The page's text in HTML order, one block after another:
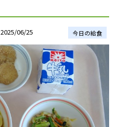
2025/06/25 今日の給食